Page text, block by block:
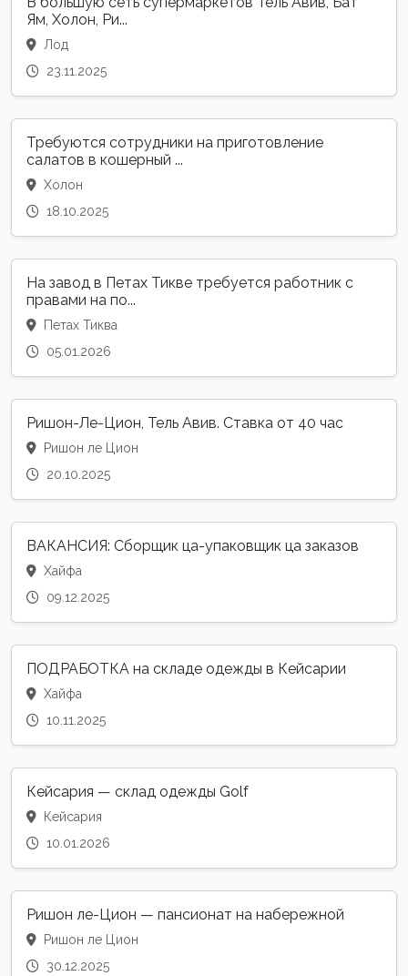
Ям, Холон, Ри...
Лод
23.11.2025
Требуются сотрудники на приготовление
салатов в кошерный ...
Холон
18.10.2025
На завод в Петах Тикве требуется работник с
правами на по...
Петах Тиква
05.01.2026
Ришон-Ле-Цион, Тель Авив. Ставка от 40 час
Ришон ле Цион
20.10.2025
ВАКАНСИЯ: Сборщик ца-упаковщик ца заказов
Хайфа
09.12.2025
ПОДРАБОТКА на складе одежды в Кейсарии
Хайфа
10.11.2025
Кейсария — склад одежды Golf
Кейсария
10.01.2026
Ришон ле-Цион — пансионат на набережной
Ришон ле Цион
30.12.2025